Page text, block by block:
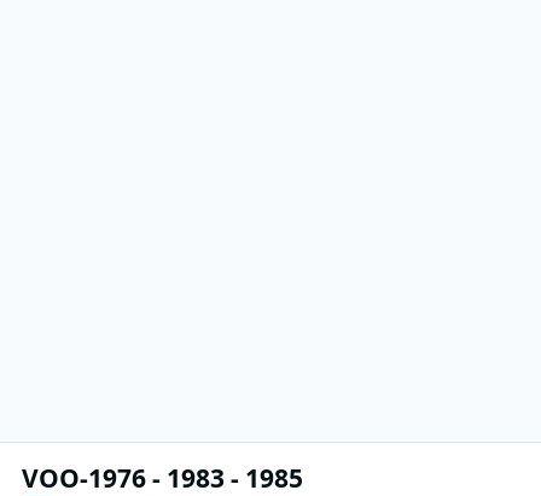
VOO-1976 - 1983 - 1985